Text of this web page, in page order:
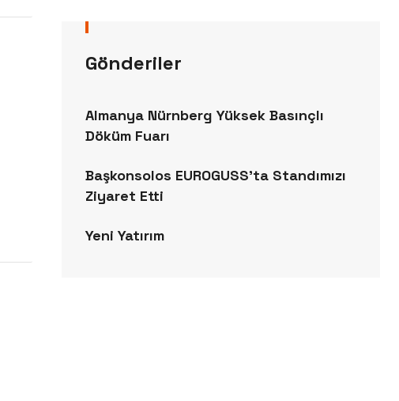
Gönderiler
Almanya Nürnberg Yüksek Basınçlı
Döküm Fuarı
Başkonsolos EUROGUSS’ta Standımızı
Ziyaret Etti
Yeni Yatırım